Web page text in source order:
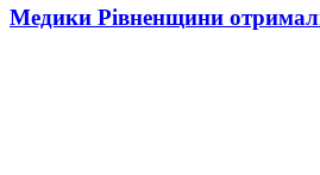
Медики Рівненщини